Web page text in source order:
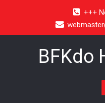
+++
BFKdo